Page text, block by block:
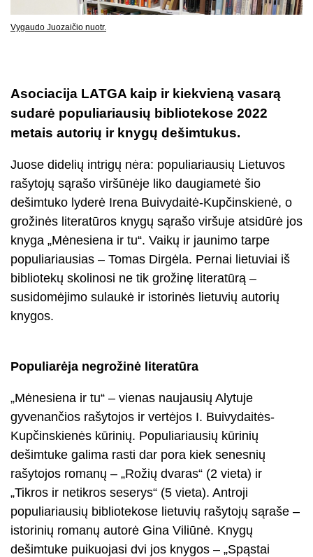
Vygaudo Juozaičio nuotr.
Asociacija LATGA kaip ir kiekvieną vasarą
sudarė populiariausių bibliotekose 2022
metais autorių ir knygų dešimtukus.
Juose didelių intrigų nėra: populiariausių Lietuvos
rašytojų sąrašo viršūnėje liko daugiametė šio
dešimtuko lyderė Irena Buivydaitė-Kupčinskienė, o
grožinės literatūros knygų sąrašo viršuje atsidūrė jos
knyga „Mėnesiena ir tu“. Vaikų ir jaunimo tarpe
populiariausias – Tomas Dirgėla. Pernai lietuviai iš
bibliotekų skolinosi ne tik grožinę literatūrą –
susidomėjimo sulaukė ir istorinės lietuvių autorių
knygos.
Populiarėja negrožinė literatūra
„Mėnesiena ir tu“ – vienas naujausių Alytuje
gyvenančios rašytojos ir vertėjos I. Buivydaitės-
Kupčinskienės kūrinių. Populiariausių kūrinių
dešimtuke galima rasti dar pora kiek senesnių
rašytojos romanų – „Rožių dvaras“ (2 vieta) ir
„Tikros ir netikros seserys“ (5 vieta). Antroji
populiariausių bibliotekose lietuvių rašytojų sąraše –
istorinių romanų autorė Gina Viliūnė. Knygų
dešimtuke puikuojasi dvi jos knygos – „Spąstai